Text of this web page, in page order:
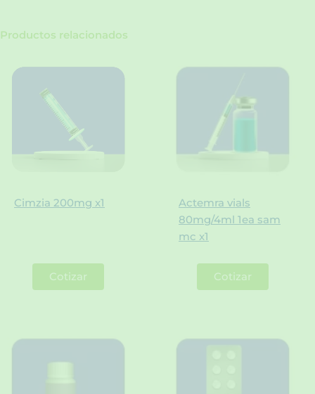
Productos relacionados
Cimzia 200mg x1
Cotizar
Actemra vials
80mg/4ml 1ea sam
mc x1
Cotizar